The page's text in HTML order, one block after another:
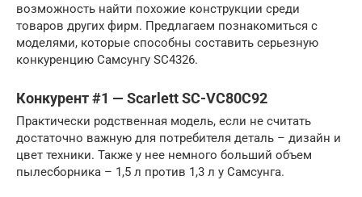
возможность найти похожие конструкции среди
товаров других фирм. Предлагаем познакомиться с
моделями, которые способны составить серьезную
конкуренцию Самсунгу SC4326.
Конкурент #1 — Scarlett SC-VC80C92
Практически родственная модель, если не считать
достаточно важную для потребителя деталь – дизайн и
цвет техники. Также у нее немного больший объем
пылесборника – 1,5 л против 1,3 л у Самсунга.